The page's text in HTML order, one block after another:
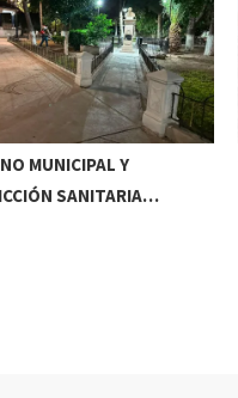
MUNICIPAL Y
SANITARIA…